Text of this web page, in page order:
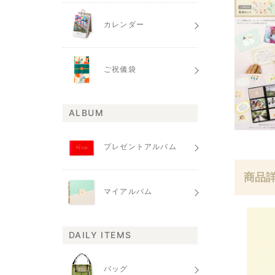
商品
カレンダー
ご祝儀袋
ALBUM
プレゼントアルバム
マイアルバム
DAILY ITEMS
バッグ